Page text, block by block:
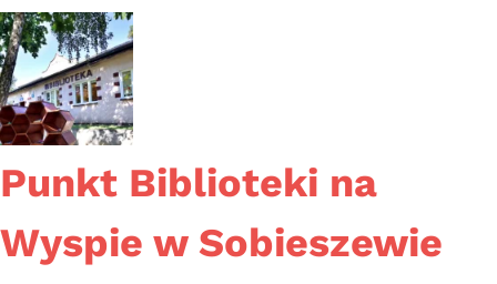
życie!
Punkt Biblioteki na
Wyspie w Sobieszewie